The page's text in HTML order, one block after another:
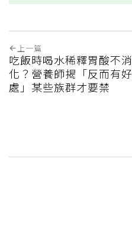
上一篇
吃飯時喝水稀釋胃酸不消
化？營養師揭「反而有好
處」某些族群才要禁